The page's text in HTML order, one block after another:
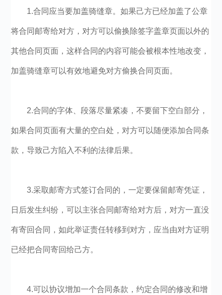
1.合同应当要加盖骑缝章。如果己方已经加盖了公章
将合同邮寄给对方，对方可以偷换除签字盖章页面以外的
其他合同页面，这样合同的内容可能会被根本性地改变，
加盖骑缝章可以有效地避免对方偷换合同页面。
2.合同的字体、段落尽量紧凑，不要留下空白部分，
如果合同页面有大量的空白处，对方可以随便添加合同条
款，导致己方陷入不利的法律后果。
3.采取邮寄方式签订合同的，一定要保留邮寄凭证，
日后发生纠纷，可以主张合同邮寄给对方后，对方一直没
有寄回合同，如此举证责任转移到对方，应当由对方证明
已经把合同寄回给己方。
4.可以协议增加一个合同条款，约定合同的修改和增